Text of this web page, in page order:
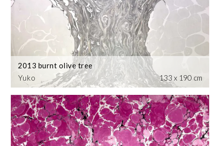
Yuko
2013 burnt olive tree
133 x 190 cm